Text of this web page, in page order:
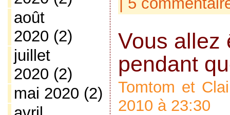
août
2020 (2)
juillet
2020 (2)
mai 2020 (2)
Vous allez
pendant
Tomtom et
2010 à 23:30